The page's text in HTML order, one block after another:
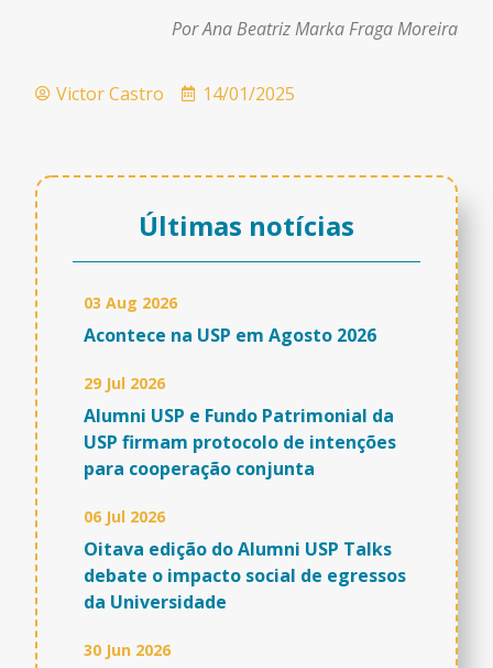
Por Ana Beatriz Marka Fraga Moreira
Victor Castro 14/01/2025
Últimas notícias
03 Aug 2026
Acontece na USP em Agosto 2026
29 Jul 2026
Alumni USP e Fundo Patrimonial da
USP firmam protocolo de intenções
para cooperação conjunta
06 Jul 2026
Oitava edição do Alumni USP Talks
debate o impacto social de egressos
da Universidade
30 Jun 2026